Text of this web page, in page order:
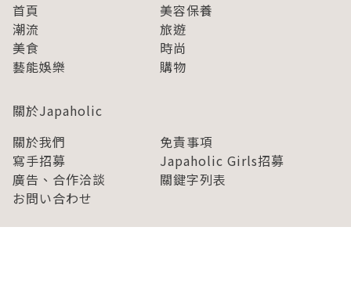
首頁
美容保養
潮流
旅遊
美食
時尚
藝能娛樂
購物
關於Japaholic
關於我們
免責事項
寫手招募
Japaholic Girls招募
廣告、合作洽談
關鍵字列表
お問い合わせ